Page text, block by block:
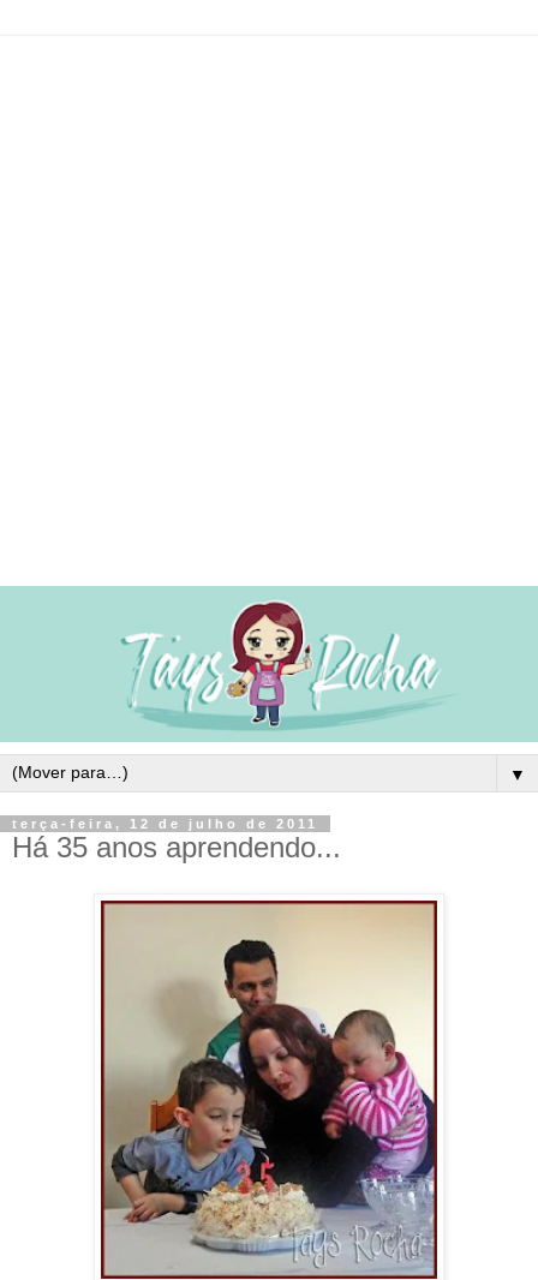
▼
terça-feira, 12 de julho de 2011
Há 35 anos aprendendo...